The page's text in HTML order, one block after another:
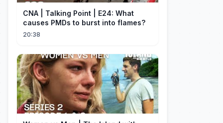
CNA | Talking Point | E24: What
causes PMDs to burst into flames?
20:38